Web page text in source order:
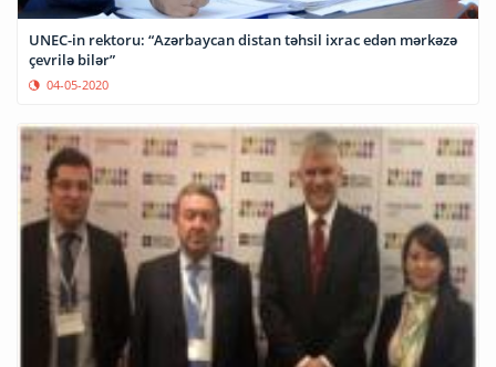
UNEC-in rektoru: “Azərbaycan distan təhsil ixrac edən mərkəzə
çevrilə bilər”
04-05-2020